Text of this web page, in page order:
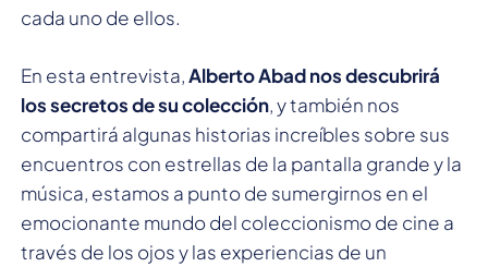
cada uno de ellos.
En esta entrevista,Alberto Abad nos descubrirá
los secretos de su colección, y también nos
compartirá algunas historias increíbles sobre sus
encuentros con estrellas de la pantalla grande y la
música, estamos a punto de sumergirnos en el
emocionante mundo del coleccionismo de cine a
través de los ojos y las experiencias de un